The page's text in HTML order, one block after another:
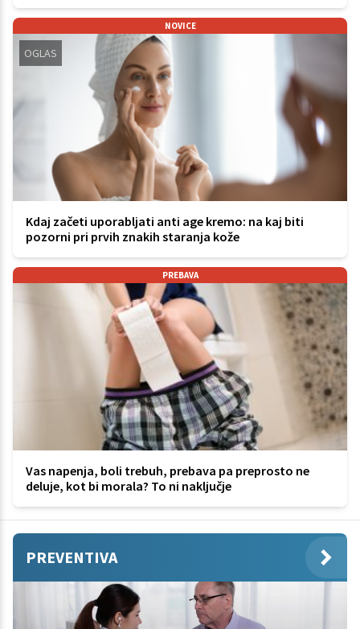
NOVICE
OGLAS
Kdaj začeti uporabljati anti age kremo: na kaj biti
pozorni pri prvih znakih staranja kože
PREBAVA
Vas napenja, boli trebuh, prebava pa preprosto ne
deluje, kot bi morala? To ni naključje
PREVENTIVA